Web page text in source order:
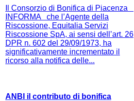
Il Consorzio di Bonifica di Piacenza
INFORMA che l’Agente della
Riscossione, Equitalia Servizi
Riscossione SpA, ai sensi dell’art. 26
DPR n. 602 del 29/09/1973, ha
significativamente incrementato il
ricorso alla notifica delle...
ANBI il contributo di bonifica